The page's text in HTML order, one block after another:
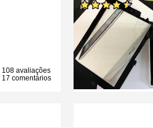
108 avaliações
17 comentários